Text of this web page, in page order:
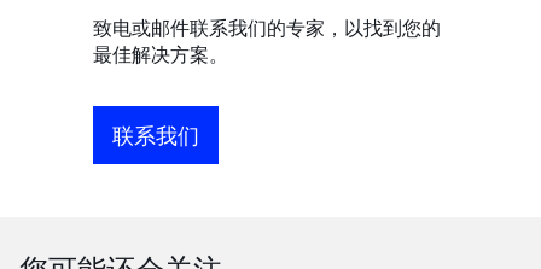
致电或邮件联系我们的专家，以找到您的
最佳解决方案。
联系我们